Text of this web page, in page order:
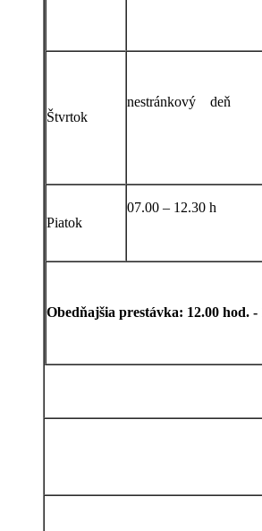
Štvrtok
nestránkový deň
Piatok
07.00 – 12.30 h
Obedňajšia prestávka: 12.00 hod. -